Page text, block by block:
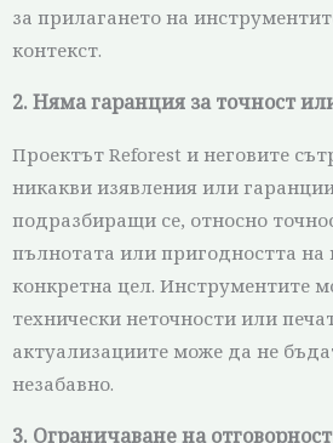
за прилагането на
контекст.
2. Няма гаранция за точност
Проектът Reforest и неговите
никакви изявления или
подразбиращи се, относно
пълнотата или пригодността на
конкретна цел. Инструментите
технически неточности или
актуализациите може да не
незабавно.
3. Ограничаване на